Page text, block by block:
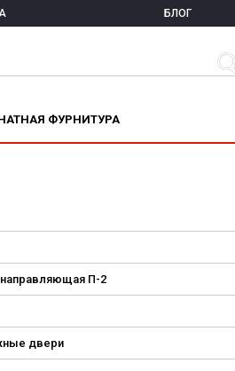
БЛОГ
ФУРНИТУРА
направляющая П-2
двери